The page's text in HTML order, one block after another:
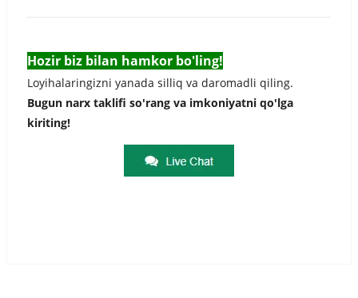
Hozir biz bilan hamkor bo'ling!
Loyihalaringizni yanada silliq va daromadli qiling.
Bugun narx taklifi so'rang va imkoniyatni qo'lga
kiriting!